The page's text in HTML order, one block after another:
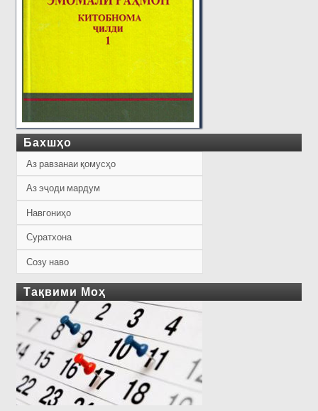
Бахшҳо
Аз равзанаи қомусҳо
Аз эҷоди мардум
Навгониҳо
Суратхона
Созу наво
Тақвими Моҳ